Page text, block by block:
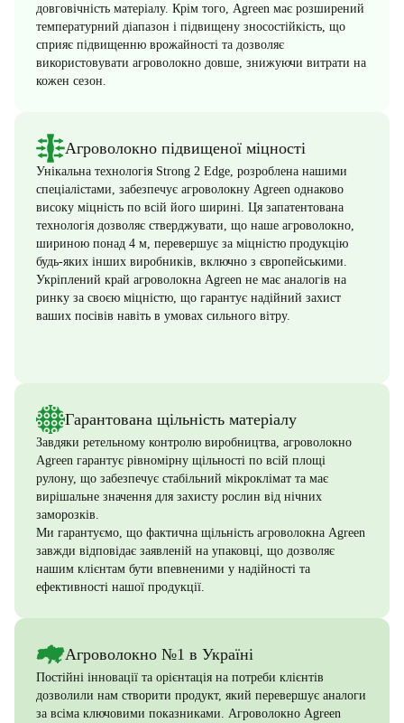
Агроволокно №1 в Україні
Постійні інновації та орієнтація на потреби клієнтів
дозволили нам створити продукт, який перевершує аналоги
за всіма ключовими показниками. Агроволокно Agreen
Гарантована щільність матеріалу
Завдяки ретельному контролю виробництва, агроволокно
Agreen гарантує рівномірну щільності по всій площі
рулону, що забезпечує стабільний мікроклімат та має
вирішальне значення для захисту рослин від нічних
заморозків.
Ми гарантуємо, що фактична щільність агроволокна Agreen
завжди відповідає заявленій на упаковці, що дозволяє
нашим клієнтам бути впевненими у надійності та
ефективності нашої продукції.
Агроволокно підвищеної міцності
Унікальна технологія Strong 2 Edge, розроблена нашими
спеціалістами, забезпечує агроволокну Agreen однаково
високу міцність по всій його ширині. Ця запатентована
технологія дозволяє стверджувати, що наше агроволокно,
шириною понад 4 м, перевершує за міцністю продукцію
будь-яких інших виробників, включно з європейськими.
Укріплений край агроволокна Agreen не має аналогів на
ринку за своєю міцністю, що гарантує надійний захист
ваших посівів навіть в умовах сильного вітру.
довговічність матеріалу. Крім того, Agreen має розширений
температурний діапазон і підвищену зносостійкість, що
сприяє підвищенню врожайності та дозволяє
використовувати агроволокно довше, знижуючи витрати на
кожен сезон.